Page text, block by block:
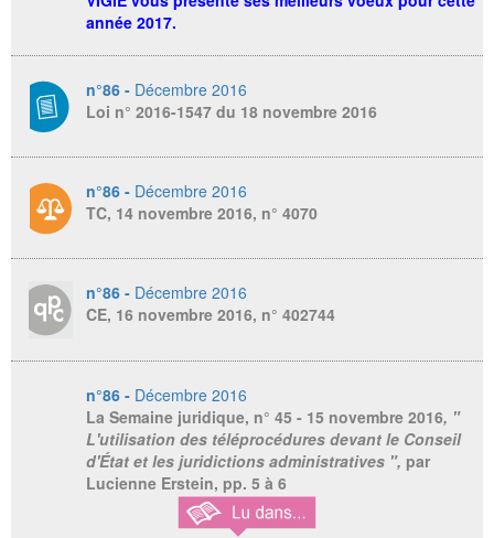
année 2017.
n°86 - Décembre 2016
Loi n° 2016-1547 du 18 novembre 2016
n°86 - Décembre 2016
TC, 14 novembre 2016, n° 4070
n°86 - Décembre 2016
CE, 16 novembre 2016, n° 402744
n°86 - Décembre 2016
La Semaine juridique, n° 45 - 15 novembre 2016, "
L'utilisation des téléprocédures devant le Conseil
d'État et les juridictions administratives ", par
Lucienne Erstein, pp. 5 à 6